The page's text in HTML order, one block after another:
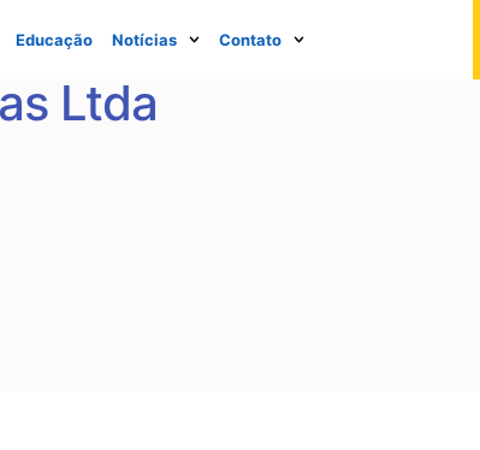
Educação Notícias Contato
Ltda